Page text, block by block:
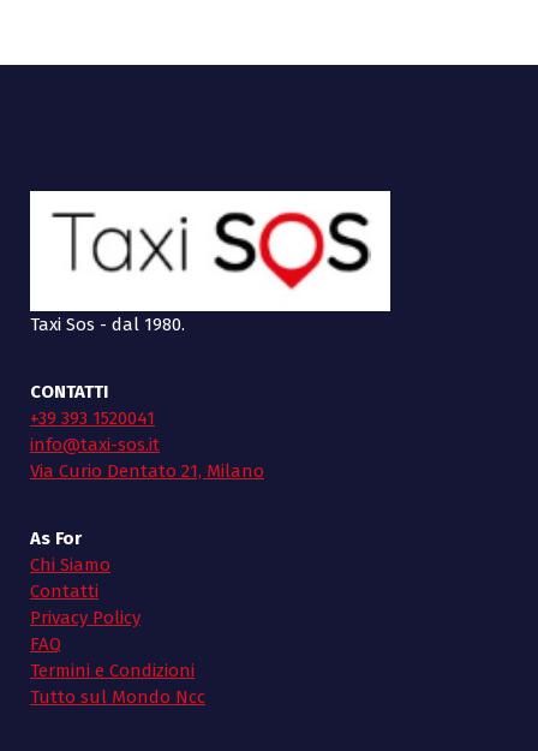
Taxi Sos - dal 1980.
CONTATTI
+39 393 1520041
info@taxi-sos.it
Via Curio Dentato 21, Milano
As For
Chi Siamo
Contatti
Privacy Policy
FAQ
Termini e Condizioni
Tutto sul Mondo Ncc